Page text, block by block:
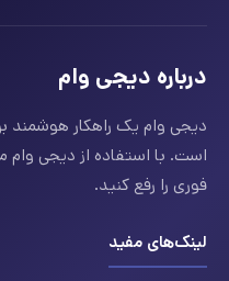
درباره دیجی وام
دیجی وام یک راهکار هوشمند
است. با استفاده از دیجی وام
فوری را رفع کنید.
لینک‌های مفید